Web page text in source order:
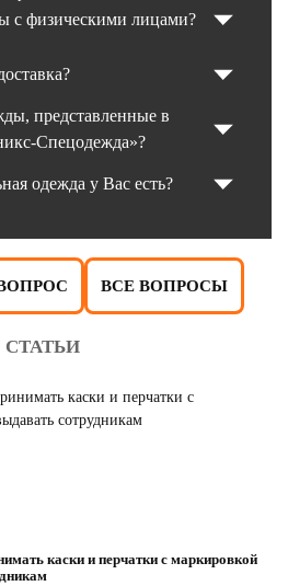
с физическими лицами?
представленные в
Спецодежда»?
одежда у Вас есть?
ВСЕ ВОПРОСЫ
СТАТЬИ
каски и перчатки с маркировкой